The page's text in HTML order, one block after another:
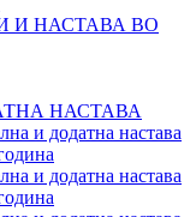
И НАСТАВА ВО
НАСТАВА
и додатна настава
и додатна настава